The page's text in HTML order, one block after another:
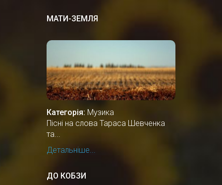
МАТИ-ЗЕМЛЯ
Категорія: Музика
Пісні на слова Тараса Шевченка
та...
Детальніше...
ДО КОБЗИ